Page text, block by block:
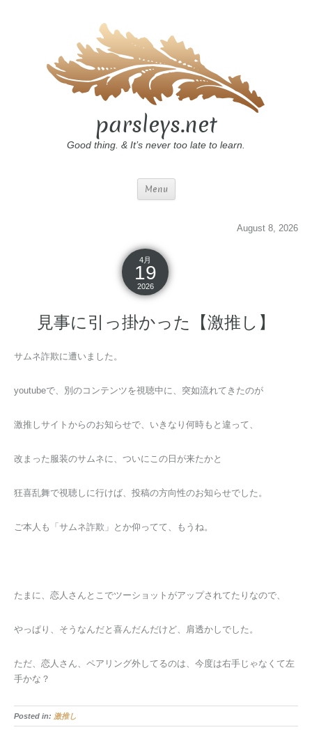
parsleys.net
Good thing. & It’s never too late to learn.
Menu
August 8, 2026
4月
19
2026
見事に引っ掛かった【激推し】
サムネ詐欺に遭いました。
youtubeで、別のコンテンツを視聴中に、突如流れてきたのが
激推しサイトからのお知らせで、いきなり何時もと違って、
改まった服装のサムネに、ついにこの日が来たかと
狂喜乱舞で視聴しに行けば、投稿の方向性のお知らせでした。
ご本人も「サムネ詐欺」とか仰ってて、もうね。
たまに、恋人さんとこでツーショットがアップされてたりなので、
やっぱり、そうなんだと喜んだんだけど、肩透かしでした。
ただ、恋人さん、ペアリング外してるのは、今度は右手じゃなくて左
手かな？
Posted in: 激推し